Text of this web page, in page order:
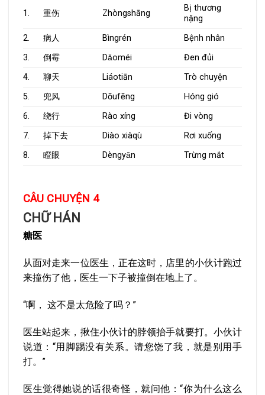
1. 重伤 Zhòngshāng
Bị thương
nặng
2.
病人 Bìngrén
Bệnh nhân
3.
倒霉 Dǎoméi
Đen đủi
4.
聊天 Liáotiān
Trò chuyện
5.
兜风 Dōufēng
Hóng gió
6.
绕行 Rào xíng
Đi vòng
7.
掉下去 Diào xiàqù
Rơi xuống
8.
瞪眼 Dèngyǎn Trừng mắt
CÂU CHUYỆN 4
CHỮ HÁN
糖医
从面对走来一位医生，正在这时，店里的小伙计跑过
来撞伤了他，医生一下子被撞倒在地上了。
“啊， 这不是太危险了吗？”
医生站起来，揪住小伙计的脖领抬手就要打。小伙计
说道：“用脚踢没有关系。请您饶了我，就是别用手
打。”
医生觉得她说的话很奇怪，就问他：“你为什么这么